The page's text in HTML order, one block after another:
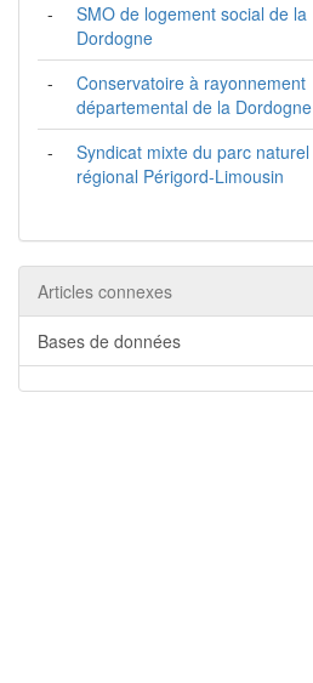
-
SMO de logement social de la
Dordogne
-
Conservatoire à rayonnement
départemental de la Dordogne
-
Syndicat mixte du parc naturel
régional Périgord-Limousin
Articles connexes
Bases de données